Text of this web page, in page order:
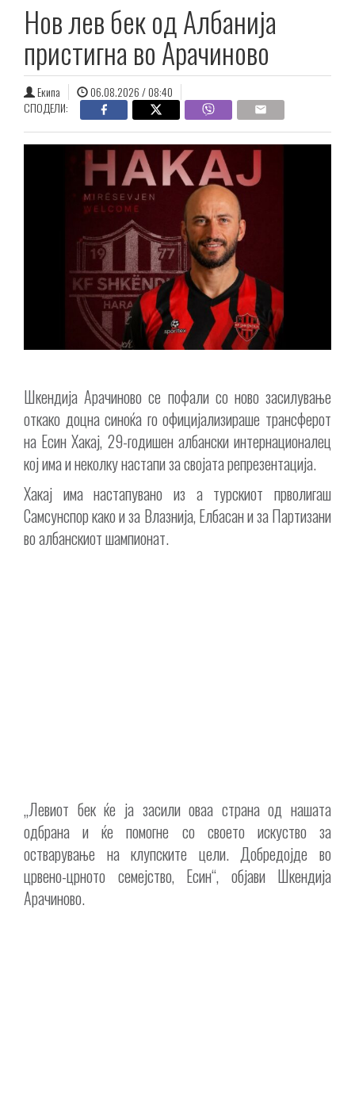
Нов лев бек од Албанија
пристигна во Арачиново
Екипа
06.08.2026 / 08:40
СПОДЕЛИ:
Шкендија Арачиново се пофали со ново засилување
откако доцна синоќа го официјализираше трансферот
на Есин Хакај, 29-годишен албански интернационалец
кој има и неколку настапи за својата репрезентација.
Хакај има настапувано из а турскиот прволигаш
Самсунспор како и за Влазнија, Eлбасан и за Партизани
во албанскиот шампионат.
„Левиот бек ќе ја засили оваа страна од нашата
одбрана и ќе помогне со своето искуство за
остварување на клупските цели. Добредојде во
црвено-црното семејство, Есин“, објави Шкендија
Арачиново.